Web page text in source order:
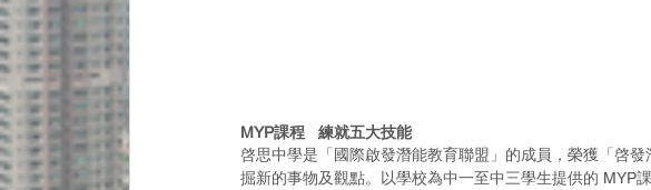
MYP課程   練就五大技能
啓思中學是「國際啟發潛能教育聯盟」的成員，榮獲「啓
掘新的事物及觀點。以學校為中一至中三學生提供的